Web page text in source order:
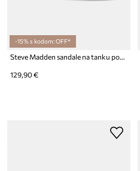
-15% s kodom: OFF*
129,90 €